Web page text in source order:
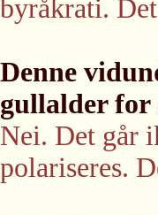
byråkrati. Det
Denne
gullalder for
Nei. Det går
polariseres.